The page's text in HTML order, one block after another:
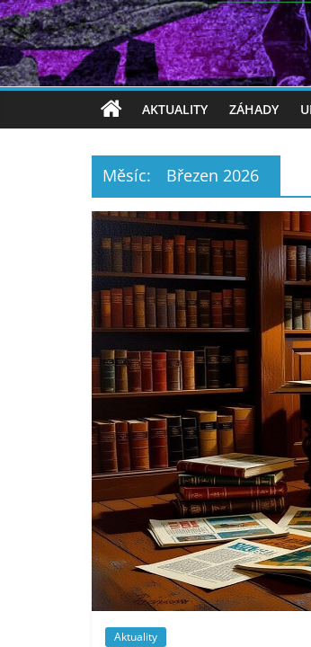
AKTUALITY ZÁHADY
Měsíc: Březen 2026
Aktuality